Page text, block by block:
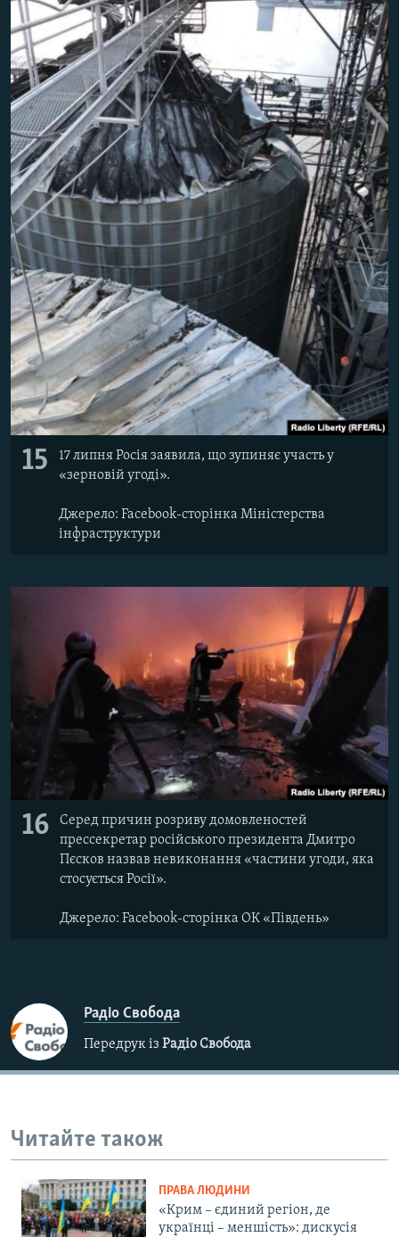
15
17 липня Росія заявила, що зупиняє участь у
«зерновій угоді».
Джерело: Facebook-сторінка Міністерства
інфраструктури
16
Серед причин розриву домовленостей
прессекретар російського президента Дмитро
Пєсков назвав невиконання «частини угоди, яка
стосується Росії».
Джерело: Facebook-сторінка ОК «Південь»
Радіо Свобода
Передрук із Радіо Свобода
Читайте також
ПРАВА ЛЮДИНИ
«Крим – єдиний регіон, де
українці – меншість»: дискусія